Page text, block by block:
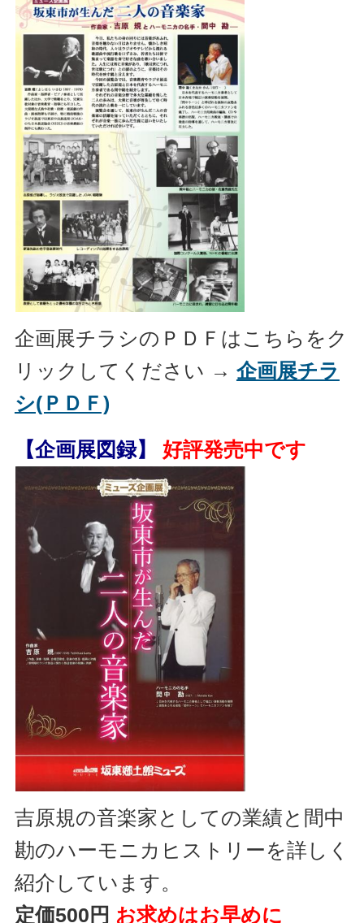
企画展チラシのＰＤＦはこちらをク
リックしてください → 企画展チラ
シ(ＰＤＦ)
【企画展図録】 好評発売中です
吉原規の音楽家としての業績と間中
勘のハーモニカヒストリーを詳しく
紹介しています。
定価500円 お求めはお早めに